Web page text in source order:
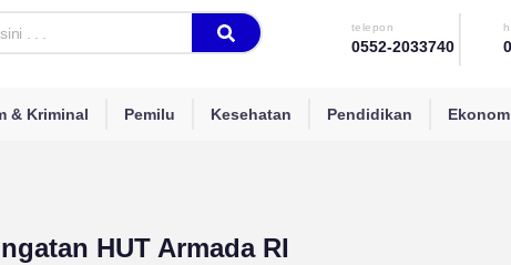
telepon
0552-2033740
& Kriminal Pemilu Kesehatan Pendidikan
HUT Armada RI